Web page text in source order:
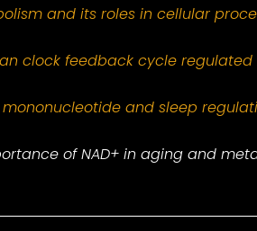
and its roles in cellular
clock feedback cycle regulated
and sleep
of NAD+ in aging and